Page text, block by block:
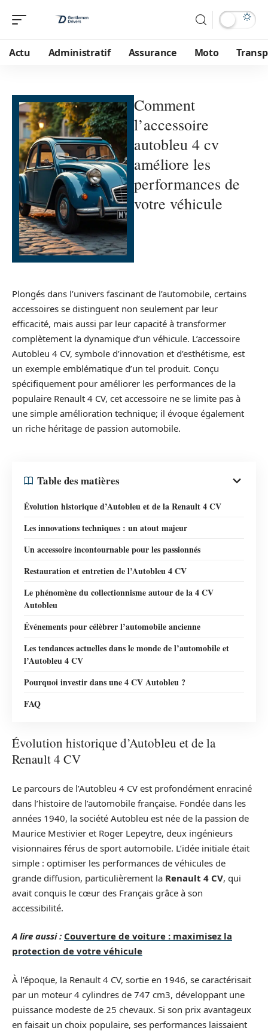
Actu Administratif Assurance Moto
Comment
l’accessoire
autobleu 4 cv
améliore les
performances de
votre véhicule
Plongés dans l’univers fascinant de l’automobile, certains
accessoires se distinguent non seulement par leur
efficacité, mais aussi par leur capacité à transformer
complètement la dynamique d’un véhicule. L’accessoire
Autobleu 4 CV, symbole d’innovation et d’esthétisme, est
un exemple emblématique d’un tel produit. Conçu
spécifiquement pour améliorer les performances de la
populaire Renault 4 CV, cet accessoire ne se limite pas à
une simple amélioration technique; il évoque également
un riche héritage de passion automobile.
Table des matières
Évolution historique d’Autobleu et de la Renault 4 CV
Les innovations techniques : un atout majeur
Un accessoire incontournable pour les passionnés
Restauration et entretien de l’Autobleu 4 CV
Le phénomène du collectionnisme autour de la 4 CV
Autobleu
Événements pour célèbrer l’automobile ancienne
Les tendances actuelles dans le monde de l’automobile et
l’Autobleu 4 CV
Pourquoi investir dans une 4 CV Autobleu ?
FAQ
Évolution historique d’Autobleu et de la
Renault 4 CV
Le parcours de l’Autobleu 4 CV est profondément enraciné
dans l’histoire de l’automobile française. Fondée dans les
années 1940, la société Autobleu est née de la passion de
Maurice Mestivier et Roger Lepeytre, deux ingénieurs
visionnaires férus de sport automobile. L’idée initiale était
simple : optimiser les performances de véhicules de
grande diffusion, particulièrement la Renault 4 CV, qui
avait conquis le cœur des Français grâce à son
accessibilité.
A lire aussi : Couverture de voiture : maximisez la
protection de votre véhicule
À l’époque, la Renault 4 CV, sortie en 1946, se caractérisait
par un moteur 4 cylindres de 747 cm3, développant une
puissance modeste de 25 chevaux. Si son prix avantageux
en faisait un choix populaire, ses performances laissaient